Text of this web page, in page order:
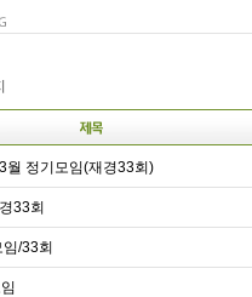
월 정기모임(재경33회)
33회
/33회